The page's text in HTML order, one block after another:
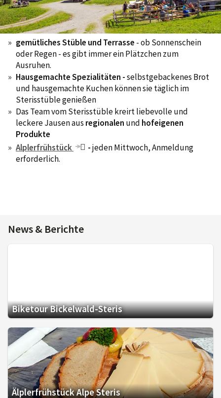
gemütliches Stüble und Terrasse - ob Sonnenschein
oder Regen - es gibt immer ein Plätzchen zum
Ausruhen.
Hausgemachte Spezialitäten -selbstgebackenes Brot
und hausgemachte Kuchen können sie täglich im
Sterisstüble genießen
Das Team vom Sterisstüble kreirt liebevolle und
leckere Jausen aus regionalen und hofeigenen
Produkte
Alplerfrühstück
-jeden Mittwoch, Anmeldung
erforderlich.
News & Berichte
Biketour Bickelwald-Steris
Älplerfrühstück Alpe Steris